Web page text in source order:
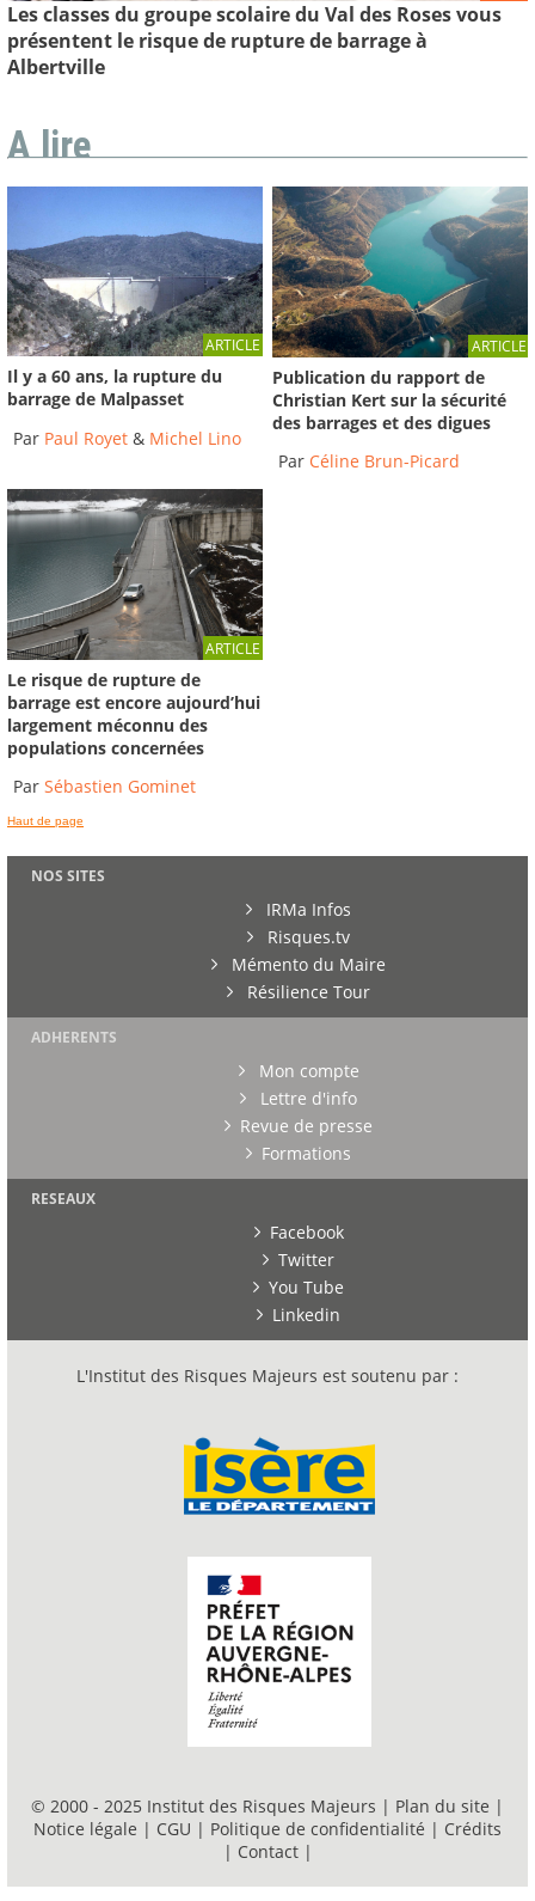
Les classes du groupe scolaire du Val des Roses vous
présentent le risque de rupture de barrage à
Albertville
A lire
ARTICLE
Il y a 60 ans, la rupture du
barrage de Malpasset
Par Paul Royet & Michel Lino
ARTICLE
Publication du rapport de
Christian Kert sur la sécurité
des barrages et des digues
Par Céline Brun-Picard
ARTICLE
Le risque de rupture de
barrage est encore aujourd’hui
largement méconnu des
populations concernées
Par Sébastien Gominet
Haut de page
NOS SITES
IRMa Infos
Risques.tv
Mémento du Maire
Résilience Tour
ADHERENTS
Mon compte
Lettre d'info
Revue de presse
Formations
RESEAUX
Facebook
Twitter
You Tube
Linkedin
L'Institut des Risques Majeurs est soutenu par :
© 2000 - 2025 Institut des Risques Majeurs | Plan du site |
Notice légale | CGU | Politique de confidentialité | Crédits
| Contact |